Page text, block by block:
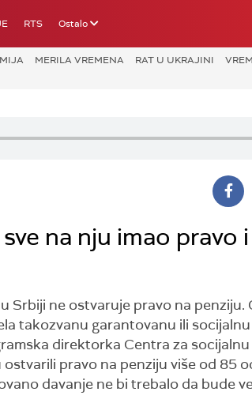
RTS Ostalo
MERILA VREMENA RAT U UKRAJINI
na nju imao pravo
ne ostvaruje pravo na penziju.
takozvanu garantovanu ili
direktorka Centra za
pravo na penziju više od 85
davanje ne bi trebalo da bude